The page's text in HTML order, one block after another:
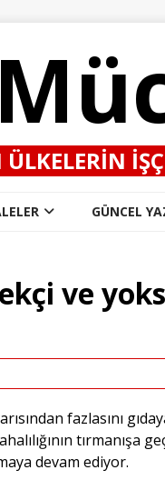
GÜNCEL
ve
faz­lasını
tırmanışa
devam ediyor.